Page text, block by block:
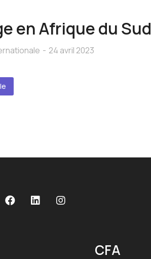
en Afrique du Sud
24 avril 2023
CFA